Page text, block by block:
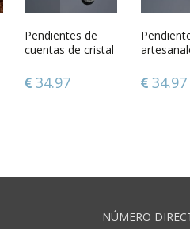
Huevo decorativo
pintado Atardecer
57.34
Juguete
Liebre
54.42
Pendientes de
cuentas de cristal
34.97 34.97
NÚMERO